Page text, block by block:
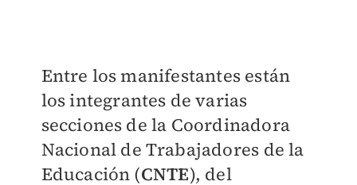
Entre los manifestantes están
los integrantes de varias
secciones de la Coordinadora
Nacional de Trabajadores de la
Educación (CNTE), del